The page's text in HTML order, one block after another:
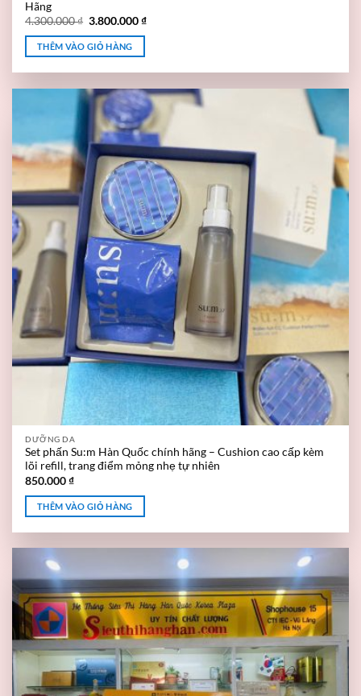
Hãng
4.300.000₫ 3.800.000₫
THÊM VÀO GIỎ HÀNG
DƯỠNG DA
Set phấn Su:m Hàn Quốc chính hãng – Cushion cao cấp kèm
lõi refill, trang điểm mỏng nhẹ tự nhiên
850.000₫
THÊM VÀO GIỎ HÀNG